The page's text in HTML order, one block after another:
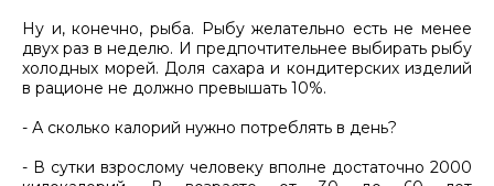
Ну и, конечно, рыба. Рыбу желательно есть не менее
двух раз в неделю. И предпочтительнее выбирать рыбу
холодных морей. Доля сахара и кондитерских изделий
в рационе не должно превышать 10%.
- А сколько калорий нужно потреблять в день?
- В сутки взрослому человеку вполне достаточно 2000